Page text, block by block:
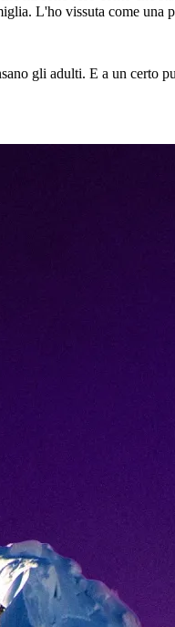
L'ho vissuta come una
gli adulti. E a un certo